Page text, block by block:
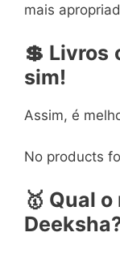
mais
💲 Livros
sim!
Assim, é
No products
🥇 Qual